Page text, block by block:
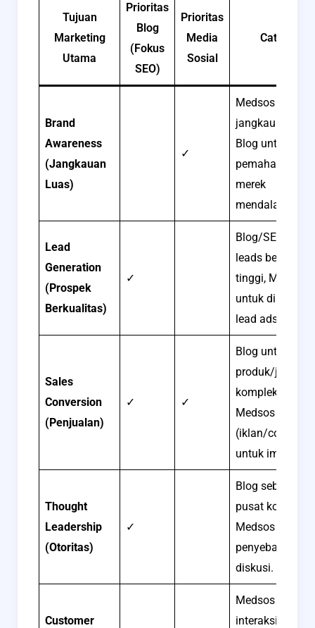
Tujuan
Marketing
Utama
Prioritas
Blog
(Fokus
SEO)
Prioritas
Media
Sosial
Catatan
Brand
Awareness
(Jangkauan
Luas)
✓
Medsos untuk
jangkauan
Blog untuk
pemahaman
merek
mendalam.
Lead
Generation
(Prospek
Berkualitas)
✓
Blog/SEO untuk
leads berniat
tinggi, Medsos
untuk distribusi
lead ads.
Sales
Conversion
(Penjualan)
✓ ✓
Blog untuk
produk/jasa
kompleks,
Medsos
(iklan/
untuk impuls.
Thought
Leadership
(Otoritas)
✓
Blog sebagai
pusat konten
Medsos untuk
penyebaran &
diskusi.
Customer
Medsos untuk
interaksi real-